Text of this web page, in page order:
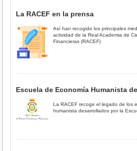
La RACEF en la prensa
Así han recogido los principales
actividad de la Real Academia de
Financieras (RACEF)
Escuela de Economía Humanista
La RACEF recoge el legado de los
humanista desarrollados por la